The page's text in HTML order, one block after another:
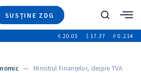
SUSȚINE ZDG
Ştiri
Video
€ 20.05 $ 17.37 ₽ 0.214
— Ministrul Finanțelor, despre TVA